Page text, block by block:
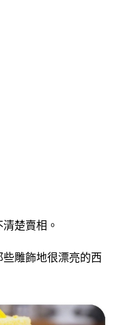
楚賣相。
雕飾地很漂亮的西